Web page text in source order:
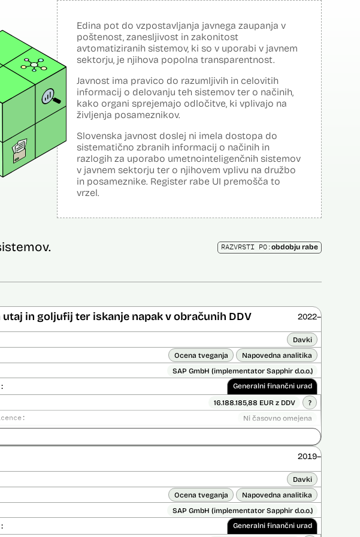
Edina pot do vzpostavljanja javnega zaupanja v
poštenost, zanesljivost in zakonitost
avtomatiziranih sistemov, ki so v uporabi v javnem
sektorju, je njihova popolna transparentnost.
Javnost ima pravico do razumljivih in celovitih
informacij o delovanju teh sistemov ter o načinih,
kako organi sprejemajo odločitve, ki vplivajo na
življenja posameznikov.
Slovenska javnost doslej ni imela dostopa do
sistematično zbranih informacij o načinih in
razlogih za uporabo umetnointeligenčnih sistemov
v javnem sektorju ter o njihovem vplivu na družbo
in posameznike. Register rabe UI premošča to
vrzel.
RAZVRSTI PO:obdobju rabe
in goljufij ter iskanje napak v obračunih DDV 2022–
Davki
Ocena tveganja Napovedna analitika
SAP GmbH (implementator Sapphir d.o.o.)
Generalni finančni urad
16.188.185,88 EUR z DDV ?
Ni časovno omejena
na osebne podatke opravljena: Ne ?
2019–
Davki
Ocena tveganja Napovedna analitika
SAP GmbH (implementator Sapphir d.o.o.)
Generalni finančni urad